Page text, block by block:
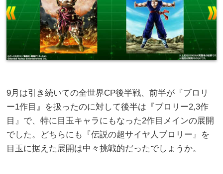
9月は引き続いての全世界CP後半戦、前半が『ブロリ
ー1作目』を扱ったのに対して後半は『ブロリー2,3作
目』で、特に目玉キャラにもなった2作目メインの展開
でした。どちらにも『伝説の超サイヤ人ブロリー』を
目玉に据えた展開は中々挑戦的だったでしょうか。